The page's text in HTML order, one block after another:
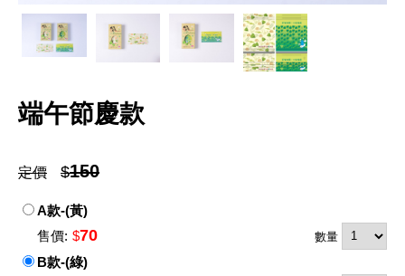
端午節慶款
定價 $150
A款-(黃)
售價: $70 數量
B款-(綠)